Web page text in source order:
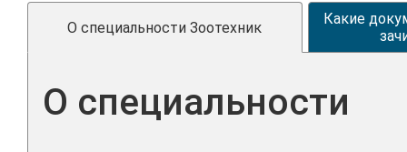
О специальности Зоотехник
Какие
О специальности